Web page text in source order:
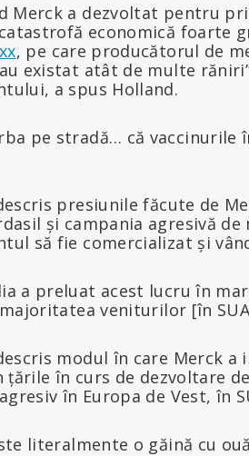
Merck a dezvoltat pentru
economică foarte
, pe care producătorul de
existat atât de multe
a spus Holland.
pe stradă… că vaccinurile
presiunile făcute de
și campania agresivă
să fie comercializat și
a preluat acest lucru în
veniturilor [în
modul în care Merck
țările în curs de dezvoltare
în Europa de Vest, în
literalmente o găină cu